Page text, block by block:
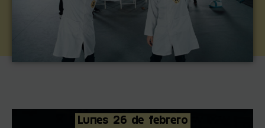
Lunes 26 de febrero